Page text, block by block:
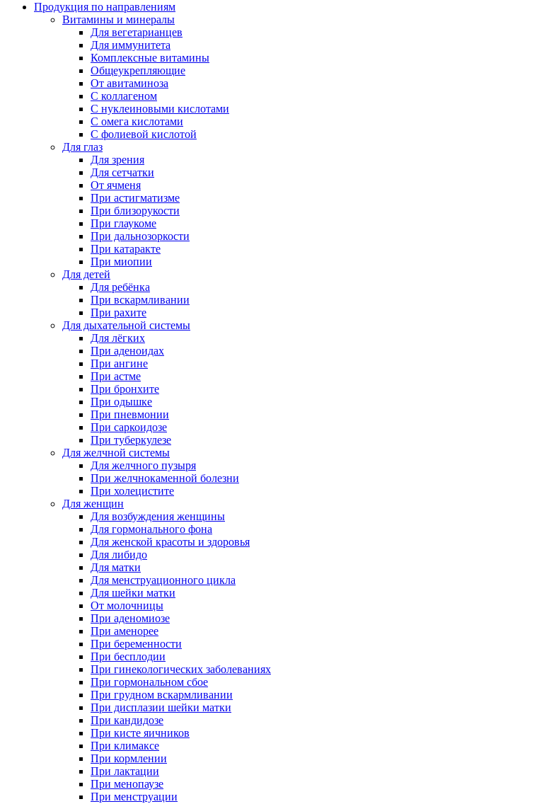
Продукция по направлениям
Витамины и минералы
Для вегетарианцев
Для иммунитета
Комплексные витамины
Общеукрепляющие
От авитаминоза
С коллагеном
С нуклеиновыми кислотами
С омега кислотами
С фолиевой кислотой
Для глаз
Для зрения
Для сетчатки
От ячменя
При астигматизме
При близорукости
При глаукоме
При дальнозоркости
При катаракте
При миопии
Для детей
Для ребёнка
При вскармливании
При рахите
Для дыхательной системы
Для лёгких
При аденоидах
При ангине
При астме
При бронхите
При одышке
При пневмонии
При саркоидозе
При туберкулезе
Для желчной системы
Для желчного пузыря
При желчнокаменной болезни
При холецистите
Для женщин
Для возбуждения женщины
Для гормонального фона
Для женской красоты и здоровья
Для либидо
Для матки
Для менструационного цикла
Для шейки матки
От молочницы
При аденомиозе
При аменорее
При беременности
При бесплодии
При гинекологических заболеваниях
При гормональном сбое
При грудном вскармливании
При дисплазии шейки матки
При кандидозе
При кисте яичников
При климаксе
При кормлении
При лактации
При менопаузе
При менструации